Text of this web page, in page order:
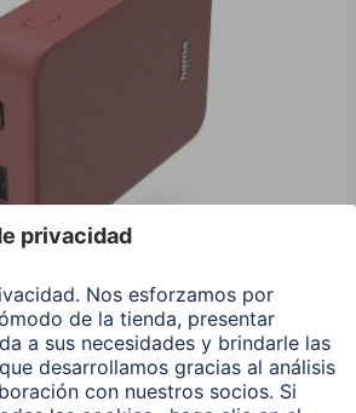
"Color 10", 10000 mAh, 2 Salidas: